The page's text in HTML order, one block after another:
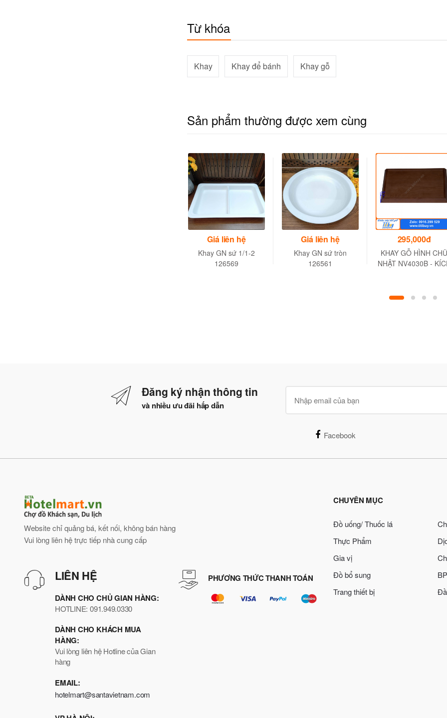
Từ khóa
Khay Khay để bánh Khay gỗ
Sản phẩm thường được xem cùng
Giá liên hệ
Khay GN sứ 1/1-2
126569
Giá liên hệ
Khay GN sứ tròn
126561
295,000đ
KHAY GỖ HÌNH
NHẬT NV4030B -
Đăng ký nhận thông tin
và nhiều ưu đãi hấp dẫn
Facebook
Website chỉ quảng bá, kết nối, không bán hàng
Vui lòng liên hệ trực tiếp nhà cung cấp
LIÊN HỆ
DÀNH CHO CHỦ GIAN HÀNG:
HOTLINE: 091.949.0330
DÀNH CHO KHÁCH MUA
HÀNG:
Vui lòng liên hệ Hotline của Gian
hàng
EMAIL:
hotelmart@santavietnam.com
PHƯƠNG THỨC THANH TOÁN
CHUYÊN MỤC
Đồ uống/ Thuốc lá
Thực Phẩm
Gia vị
Đồ bổ sung
Trang thiết bị